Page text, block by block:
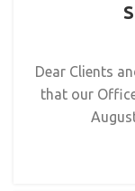
Dear Clients
that our